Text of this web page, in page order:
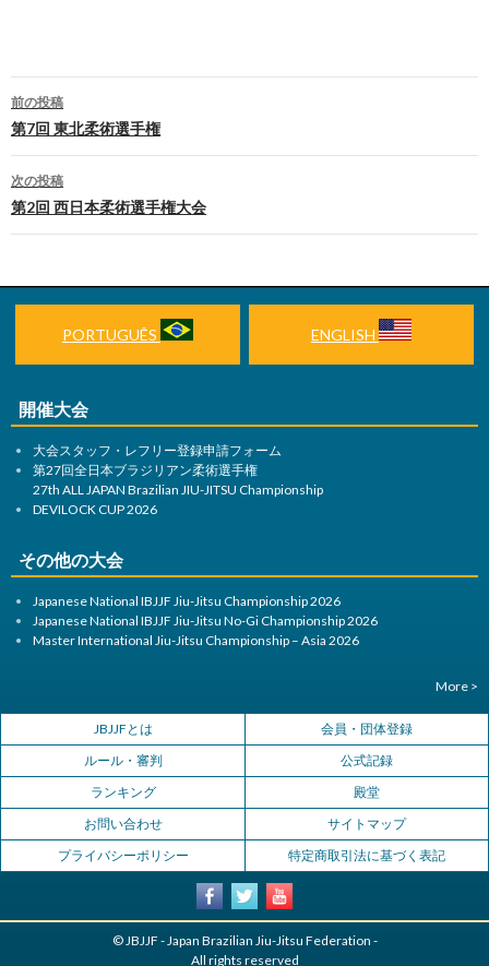
投
稿
ナ
ゲ
シ
ョ
ン
前の投稿
第7回 東北柔術選手権
次の投稿
第2回 西日本柔術選手権大会
PORTUGUÊS ENGLISH
開催大会
大会スタッフ・レフリー登録申請フォーム
第27回全日本ブラジリアン柔術選手権
27th ALL JAPAN Brazilian JIU-JITSU Championship
DEVILOCK CUP 2026
その他の大会
Japanese National IBJJF Jiu-Jitsu Championship 2026
Japanese National IBJJF Jiu-Jitsu No-Gi Championship 2026
Master International Jiu-Jitsu Championship – Asia 2026
More >
JBJJFとは
会員・団体登録
ルール・審判
公式記録
ランキング
殿堂
お問い合わせ
サイトマップ
プライバシーポリシー
特定商取引法に基づく表記
© JBJJF - Japan Brazilian Jiu-Jitsu Federation -
All rights reserved